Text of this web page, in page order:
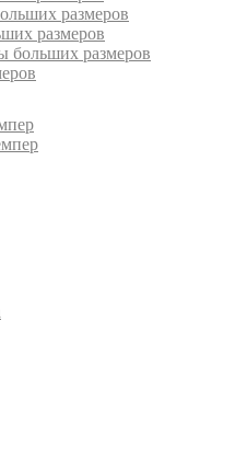
размеров
размеров
больших размеров